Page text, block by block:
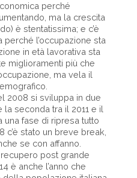
perché
ma la crescita
è stentatissima; e c’è
l’occupazione sta
in età lavorativa sta
miglioramenti più che
ma vela il
2008 si sviluppa in due
seconda tra il 2011 e il
una fase di ripresa tutto
c’è stato un breve break,
se con affanno.
recupero post grande
è anche l’anno che